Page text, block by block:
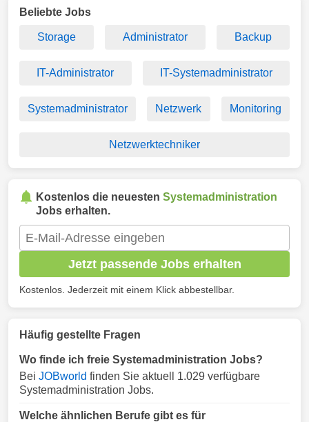
Beliebte Jobs
Storage Administrator Backup
IT-Administrator IT-Systemadministrator
Systemadministrator Netzwerk Monitoring
Netzwerktechniker
Kostenlos die neuesten Systemadministration
Jobs erhalten.
Jetzt passende Jobs erhalten
Kostenlos. Jederzeit mit einem Klick abbestellbar.
Häufig gestellte Fragen
Wo finde ich freie Systemadministration Jobs?
Bei JOBworld finden Sie aktuell 1.029 verfügbare
Systemadministration Jobs.
Welche ähnlichen Berufe gibt es für